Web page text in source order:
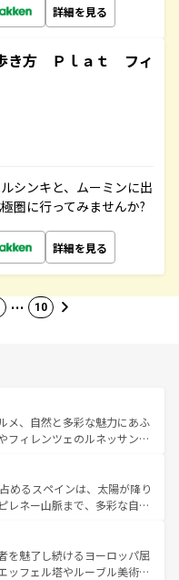
詳細を見る
き方 Ｐｌａｔ フィ
シンキと、ムーミンに出
圏に行ってみませんか?
詳細を見る
… 10
メ、自然と多彩な魅力にあふ
フィレンツェのルネッサンス
風景やアマルフィ海岸の絶
い。観光の合間には、本場の
タリア料理を堪能することも
られない旅をしてみよう！
コンテンツ一覧 を参照してほ
めるスペインは、太陽が降り
レネー山脈まで、多彩な自然
的なフラメンコ、熱気あふ
パスが生活の一部となってい
れた雰囲気や、バルセロナの
を魅了し続けるヨーロッパ屈
ッフェル塔やルーブル美術館